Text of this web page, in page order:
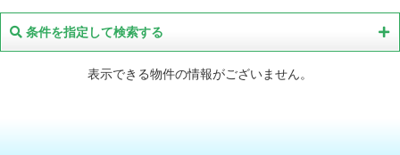
条件を指定して検索する
表示できる物件の情報がございません。